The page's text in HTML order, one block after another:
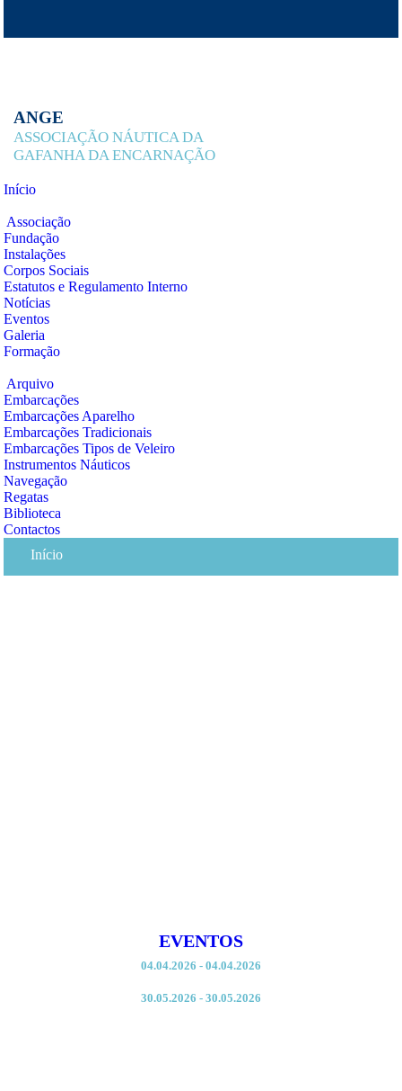
ANGE
ASSOCIAÇÃO NÁUTICA DA
GAFANHA DA ENCARNAÇÃO
Início
Associação
Fundação
Instalações
Corpos Sociais
Estatutos e Regulamento Interno
Notícias
Eventos
Galeria
Formação
Arquivo
Embarcações
Embarcações Aparelho
Embarcações Tradicionais
Embarcações Tipos de Veleiro
Instrumentos Náuticos
Navegação
Regatas
Biblioteca
Contactos
Início
EVENTOS
04.04.2026 - 04.04.2026
30.05.2026 - 30.05.2026